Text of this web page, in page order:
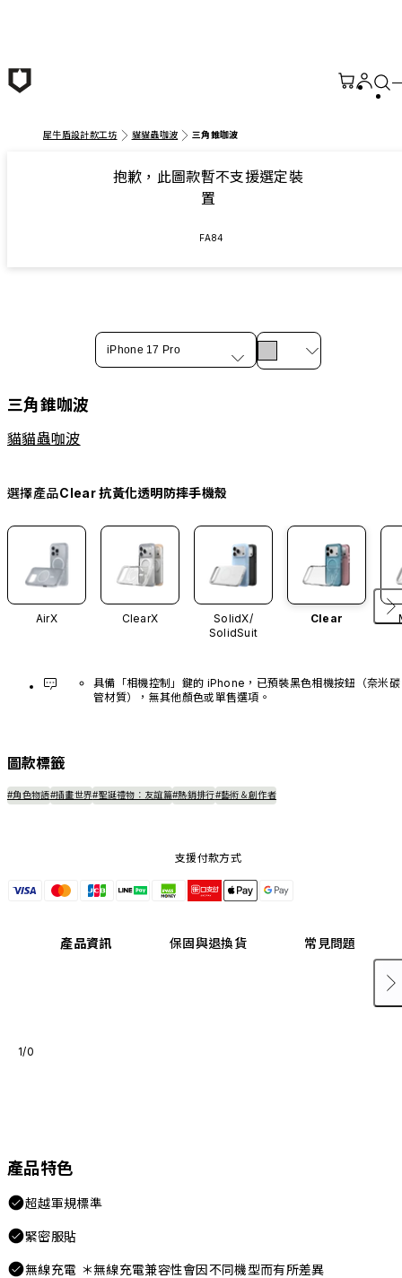
犀牛盾設計款工坊 貓貓蟲咖波 三角錐咖波
抱歉，此圖款暫不支援選定裝
置
FA84
iPhone 17 Pro
三角錐咖波
貓貓蟲咖波
選擇產品Clear 抗黃化透明防摔手機殼
AirX ClearX
SolidX/
SolidSuit
Clear
具備「相機控制」鍵的 iPhone，已預裝黑色相機按鈕（奈米碳
管材質），無其他顏色或單售選項。
圖款標籤
#角色物語#插畫世界#聖誕禮物：友誼篇#熱銷排行#藝術＆創作者
支援付款方式
產品資訊 保固與退換貨 常見問題
1/0
產品特色
超越軍規標準
緊密服貼
無線充電 ＊無線充電兼容性會因不同機型而有所差異